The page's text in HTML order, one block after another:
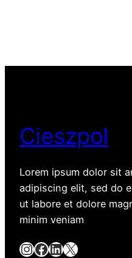
Cieszpol
Lorem ipsum dolor sit
adipiscing elit, sed do
ut labore et dolore
minim veniam
InstagramFacebook LinkedIn X